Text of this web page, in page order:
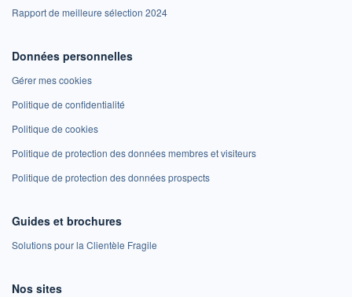
Rapport de meilleure sélection 2024
Données personnelles
Gérer mes cookies
Politique de confidentialité
Politique de cookies
Politique de protection des données membres et visiteurs
Politique de protection des données prospects
Guides et brochures
Solutions pour la Clientèle Fragile
Nos sites